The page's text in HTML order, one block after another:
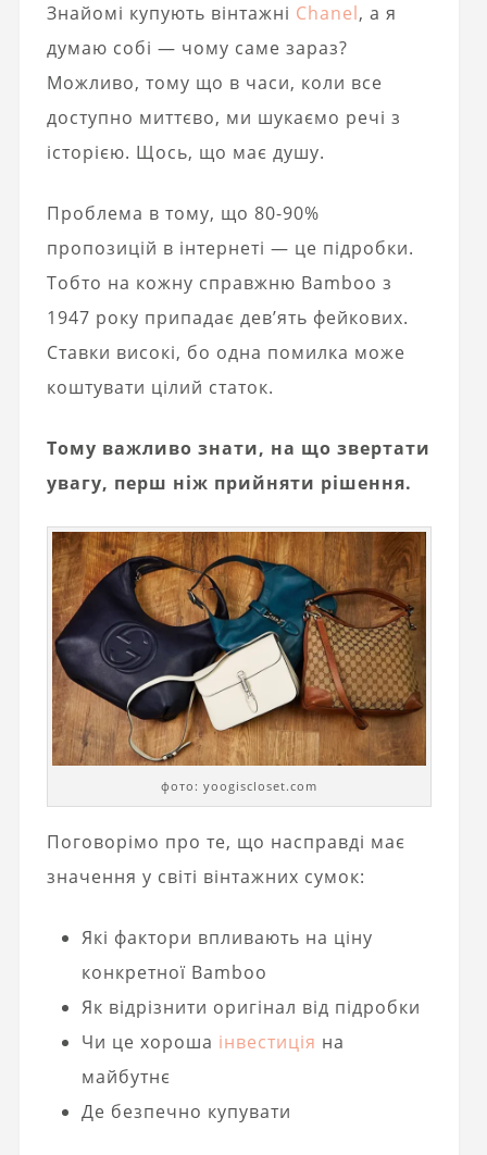
Знайомі купують вінтажні Chanel, а я
думаю собі — чому саме зараз?
Можливо, тому що в часи, коли все
доступно миттєво, ми шукаємо речі з
історією. Щось, що має душу.
Проблема в тому, що 80-90%
пропозицій в інтернеті — це підробки.
Тобто на кожну справжню Bamboo з
1947 року припадає дев’ять фейкових.
Ставки високі, бо одна помилка може
коштувати цілий статок.
Тому важливо знати, на що звертати
увагу, перш ніж прийняти рішення.
фото: yoogiscloset.com
Поговорімо про те, що насправді має
значення у світі вінтажних сумок:
Які фактори впливають на ціну
конкретної Bamboo
Як відрізнити оригінал від підробки
Чи це хороша інвестиція на
майбутнє
Де безпечно купувати